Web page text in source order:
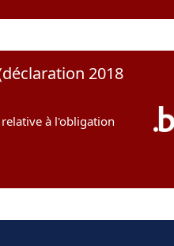
2018
à l'obligation